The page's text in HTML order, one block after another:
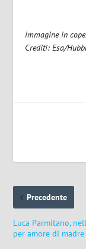
immagine in
Crediti: Esa/
Precedente
Luca Parmitano,
per amore di madre